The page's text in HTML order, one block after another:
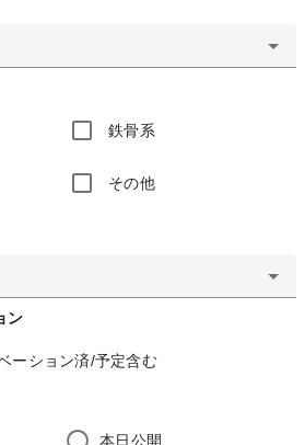
鉄骨系
その他
ン
ーション済/予定含む
本日公開